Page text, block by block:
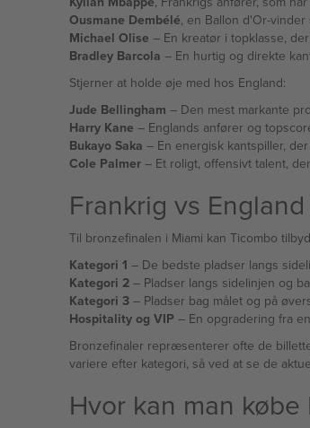
Ousmane Dembélé, en Ballon d'Or-
Michael Olise – En kreatør i topklasse,
Bradley Barcola – En hurtig og direkte
Stjerner at holde øje med hos England:
Jude Bellingham – Den mest markante
Harry Kane – Englands anfører og
Bukayo Saka – En energisk kantspiller,
Cole Palmer– Et roligt, offensivt talent,
Frankrig vs
Til bronzefinalen i Miami kan Ticombo
Kategori 1 – De bedste pladser langs
Kategori 2– Pladser langs sidelinjen og
Kategori 3– Pladser bag målet og på
Hospitality og VIP – En opgradering fra
Bronzefinaler repræsenterer ofte de
variere efter kategori, så ved at se de
Hvor kan man